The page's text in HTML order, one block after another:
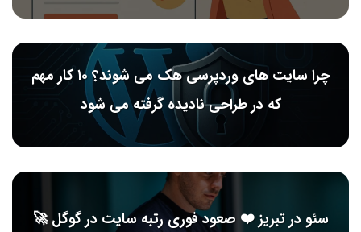
چرا سایت های وردپرسی هک می شوند؟ ۱۰ کار مهم
که در طراحی نادیده گرفته می شود
سئو در تبریز ❤️ صعود فوری رتبه سایت در گوگل 🚀